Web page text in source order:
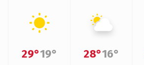
29°19° 28°16°